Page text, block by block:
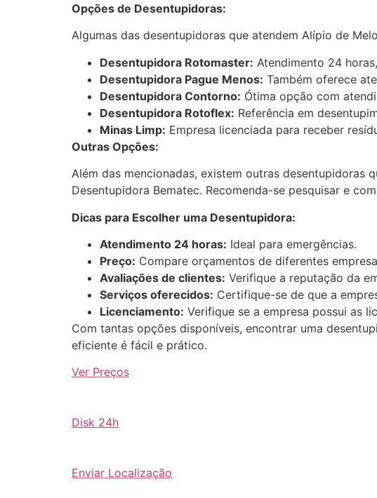
Opções de Desentupidoras:
Algumas das desentupidoras que atendem Alípio de
Desentupidora Rotomaster: Atendimento 24
Desentupidora Pague Menos: Também oferece
Desentupidora Contorno: Ótima opção com
Desentupidora Rotoflex: Referência em
Minas Limp: Empresa licenciada para receber
Outras Opções:
Além das mencionadas, existem outras desentupidoras
Desentupidora Bematec. Recomenda-se pesquisar e
Dicas para Escolher uma Desentupidora:
Atendimento 24 horas: Ideal para emergências.
Preço: Compare orçamentos de diferentes
Avaliações de clientes: Verifique a reputação da
Serviços oferecidos: Certifique-se de que a
Licenciamento: Verifique se a empresa possui as
Com tantas opções disponíveis, encontrar uma
eficiente é fácil e prático.
Ver Preços
Disk 24h
Enviar Localização